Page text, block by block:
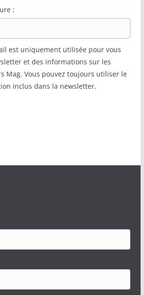
:
est uniquement utilisée pour vous
et des informations sur les
Mag. Vous pouvez toujours utiliser le
inclus dans la newsletter.